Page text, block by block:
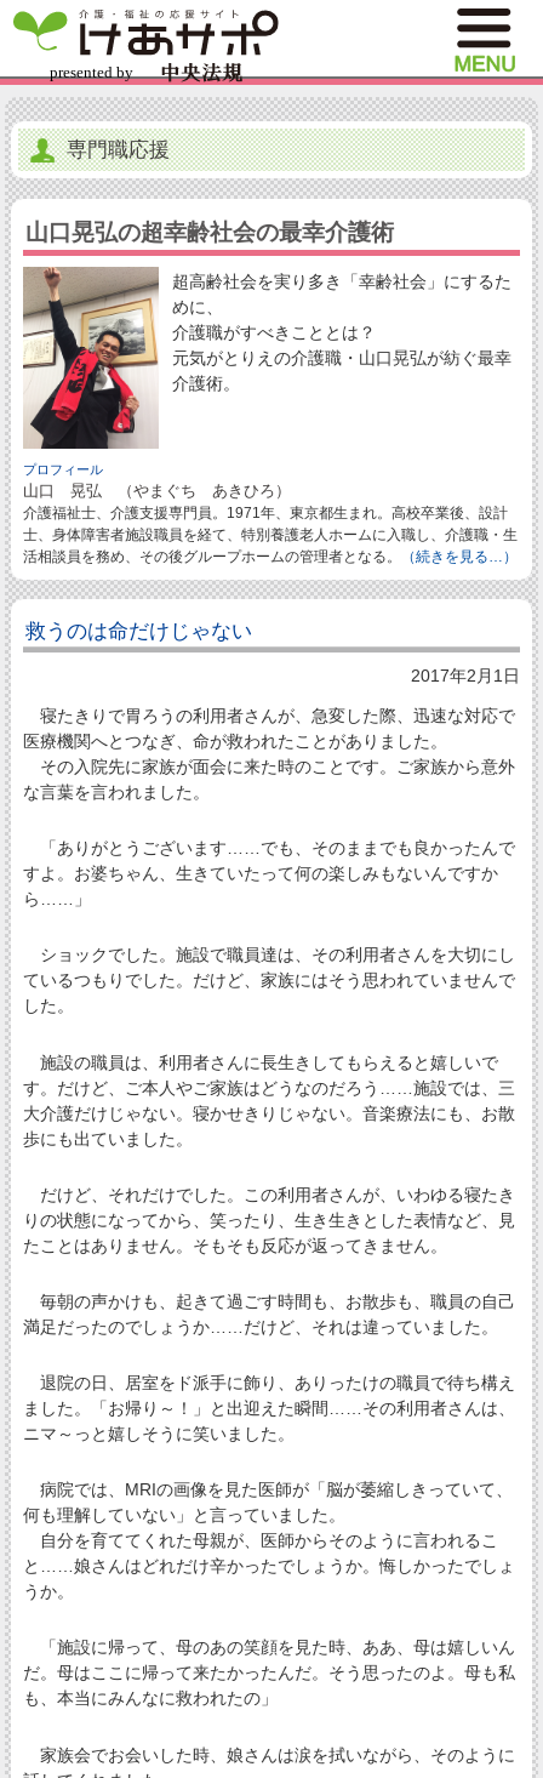
専門職応援
山口晃弘の超幸齢社会の最幸介護術
超高齢社会を実り多き「幸齢社会」にするた
めに、
介護職がすべきこととは？
元気がとりえの介護職・山口晃弘が紡ぐ最幸
介護術。
プロフィール
山口 晃弘 （やまぐち あきひろ）
介護福祉士、介護支援専門員。1971年、東京都生まれ。高校卒業後、設計
士、身体障害者施設職員を経て、特別養護老人ホームに入職し、介護職・生
活相談員を務め、その後グループホームの管理者となる。
（続きを見る…）
救うのは命だけじゃない
2017年2月1日
寝たきりで胃ろうの利用者さんが、急変した際、迅速な対応で
医療機関へとつなぎ、命が救われたことがありました。
その入院先に家族が面会に来た時のことです。ご家族から意外
な言葉を言われました。
「ありがとうございます……でも、そのままでも良かったんで
すよ。お婆ちゃん、生きていたって何の楽しみもないんですか
ら……」
ショックでした。施設で職員達は、その利用者さんを大切にし
ているつもりでした。だけど、家族にはそう思われていませんで
した。
施設の職員は、利用者さんに長生きしてもらえると嬉しいで
す。だけど、ご本人やご家族はどうなのだろう……施設では、三
大介護だけじゃない。寝かせきりじゃない。音楽療法にも、お散
歩にも出ていました。
だけど、それだけでした。この利用者さんが、いわゆる寝たき
りの状態になってから、笑ったり、生き生きとした表情など、見
たことはありません。そもそも反応が返ってきません。
毎朝の声かけも、起きて過ごす時間も、お散歩も、職員の自己
満足だったのでしょうか……だけど、それは違っていました。
退院の日、居室をド派手に飾り、ありったけの職員で待ち構え
ました。「お帰り～！」と出迎えた瞬間……その利用者さんは、
ニマ～っと嬉しそうに笑いました。
病院では、MRIの画像を見た医師が「脳が萎縮しきっていて、
何も理解していない」と言っていました。
自分を育ててくれた母親が、医師からそのように言われるこ
と……娘さんはどれだけ辛かったでしょうか。悔しかったでしょ
うか。
「施設に帰って、母のあの笑顔を見た時、ああ、母は嬉しいん
だ。母はここに帰って来たかったんだ。そう思ったのよ。母も私
も、本当にみんなに救われたの」
家族会でお会いした時、娘さんは涙を拭いながら、そのように